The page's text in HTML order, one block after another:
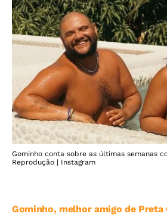
Gominho conta sobre as últimas semanas
Reprodução | Instagram
Gominho, melhor amigo de Preta